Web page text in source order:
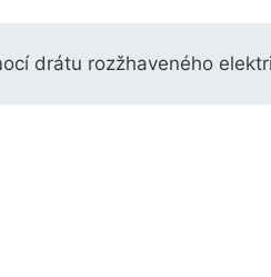
drátu rozžhaveného